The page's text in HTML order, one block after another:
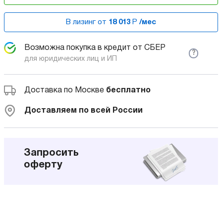
В лизинг от 18 013 Р /мес
Возможна покупка в кредит от СБЕР
для юридических лиц и ИП
?
Доставка по Москве бесплатно
Доставляем по всей России
Запросить
оферту